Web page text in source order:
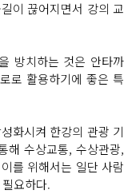
이 끊어지면서 강의 교
방치하는 것은 안타까
로 활용하기에 좋은 특
화시켜 한강의 관광 기
해 수상교통, 수상관광,
를 위해서는 일단 사람
요하다.